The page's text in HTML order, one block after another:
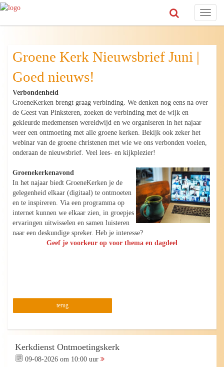
Toggle
Groene Kerk Nieuwsbrief Juni |
Goed nieuws!
Verbondenheid
GroeneKerken brengt graag verbinding. We denken nog eens na over
de Geest van Pinksteren, zoeken de verbinding met de wijk en
gekleurde medemensen wereldwijd en we organiseren in het najaar
weer een ontmoeting met alle groene kerken. Bekijk ook zeker het
webinar van de groene christenen met wie we ons verbonden voelen,
onderaan de nieuwsbrief. Veel lees- en kijkplezier!
Groenekerkenavond
In het najaar biedt GroeneKerken je de
gelegenheid elkaar (digitaal) te ontmoeten
en te inspireren. Via een programma op
internet kunnen we elkaar zien, in groepjes
ervaringen uitwisselen en samen luisteren
naar een deskundige spreker. Heb je interesse?
Geef je voorkeur op voor thema en dagdeel
terug
Kerkdienst Ontmoetingskerk
09-08-2026 om 10:00 uur